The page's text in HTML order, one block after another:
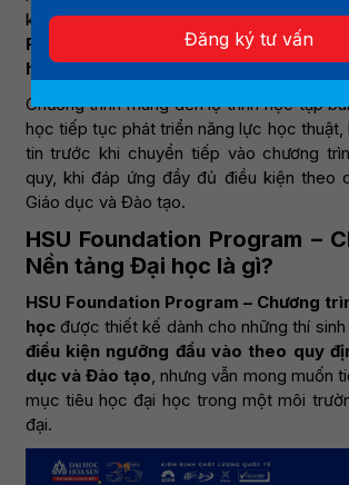
khác nhau, Đại học Hoa Sen
Foundation Program – Chương
học.
Chương trình mang đến lộ trình học tập
học tiếp tục phát triển năng lực học thuật,
tin trước khi chuyển tiếp vào chương
quy, khi đáp ứng đầy đủ điều kiện theo
Giáo dục và Đào tạo.
HSU Foundation Program –
Nền tảng Đại học là gì?
HSU Foundation Program – Chương
họcđược thiết kế dành cho những thí sinh
điều kiện ngưỡng đầu vào theo quy
dục và Đào tạo, nhưng vẫn mong muốn
mục tiêu học đại học trong một môi
đại.
Đăng ký tư vấn